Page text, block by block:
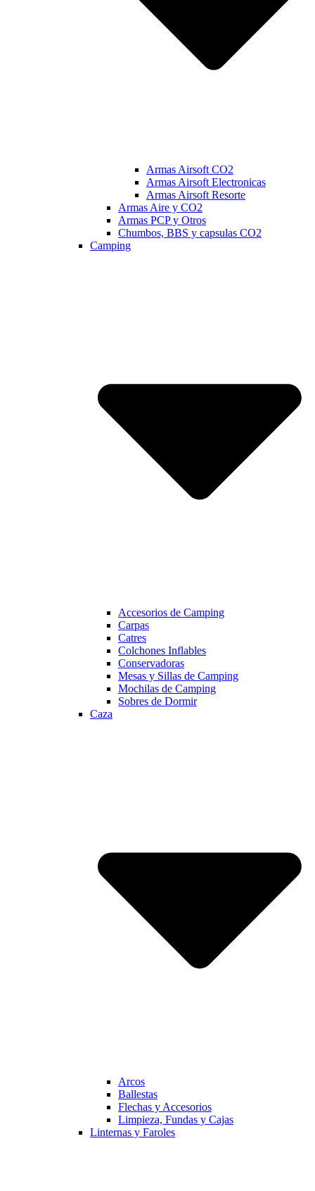
Armas Airsoft CO2
Armas Airsoft Electronicas
Armas Airsoft Resorte
Armas Aire y CO2
Armas PCP y Otros
Chumbos, BBS y capsulas CO2
Camping
Accesorios de Camping
Carpas
Catres
Colchones Inflables
Conservadoras
Mesas y Sillas de Camping
Mochilas de Camping
Sobres de Dormir
Caza
Arcos
Ballestas
Flechas y Accesorios
Limpieza, Fundas y Cajas
Linternas y Faroles